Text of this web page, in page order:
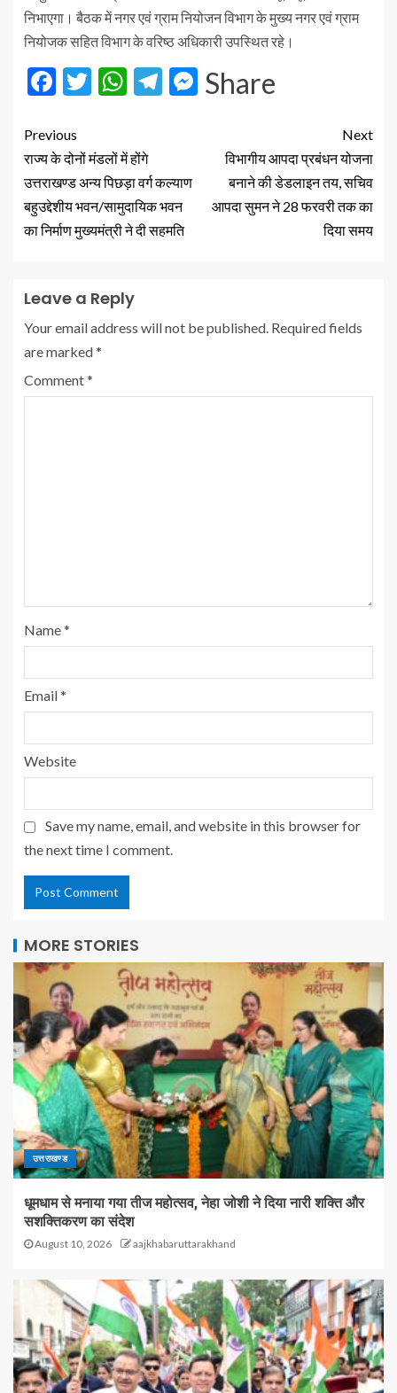
निभाएगा। बैठक में नगर एवं ग्राम नियोजन विभाग के मुख्य नगर एवं ग्राम
नियोजक सहित विभाग के वरिष्ठ अधिकारी उपस्थित रहे।
Facebook
Twitter
WhatsApp
Telegram
Messenger
Share
Previous
राज्य के दोनों मंडलों में होंगे
उत्तराखण्ड अन्य पिछड़ा वर्ग कल्याण
बहुउद्देशीय भवन/सामुदायिक भवन
का निर्माण मुख्यमंत्री ने दी सहमति
Next
विभागीय आपदा प्रबंधन योजना
बनाने की डेडलाइन तय, सचिव
आपदा सुमन ने 28 फरवरी तक का
दिया समय
Leave a Reply
Your email address will not be published. Required fields
are marked*
Comment*
Name*
Email*
Website
Save my name, email, and website in this browser for
the next time I comment.
MORE STORIES
उत्तराखण्ड
धूमधाम से मनाया गया तीज महोत्सव, नेहा जोशी ने दिया नारी शक्ति और
सशक्तिकरण का संदेश
August 10, 2026 aajkhabaruttarakhand